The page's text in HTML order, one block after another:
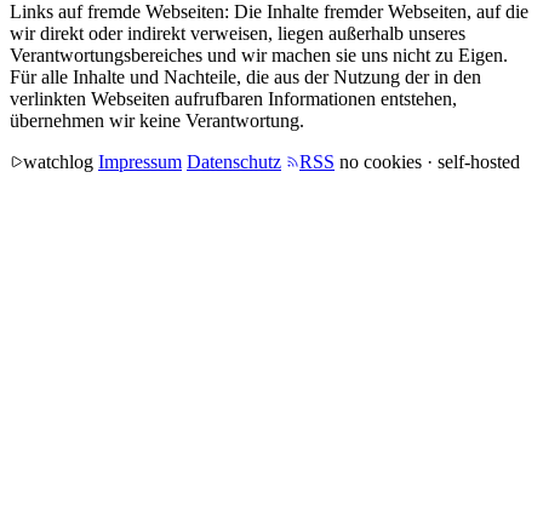
Links auf fremde Webseiten: Die Inhalte fremder Webseiten, auf die
wir direkt oder indirekt verweisen, liegen außerhalb unseres
Verantwortungsbereiches und wir machen sie uns nicht zu Eigen.
Für alle Inhalte und Nachteile, die aus der Nutzung der in den
verlinkten Webseiten aufrufbaren Informationen entstehen,
übernehmen wir keine Verantwortung.
watchlog Impressum Datenschutz RSS no cookies · self-hosted